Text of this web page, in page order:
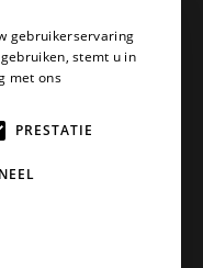
gebruikerservaring
stemt u in
met ons
PRESTATIE